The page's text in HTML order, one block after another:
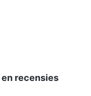
recensies